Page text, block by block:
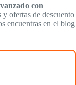
con
ofertas de descuento
encuentras en el blog